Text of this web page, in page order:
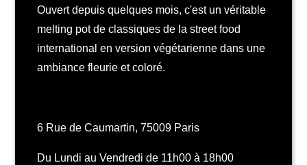
Ouvert depuis quelques mois, c'est un véritable
melting pot de classiques de la street food
international en version végétarienne dans une
ambiance fleurie et coloré.
6 Rue de Caumartin, 75009 Paris
Du Lundi au Vendredi de 11h00 à 18h00